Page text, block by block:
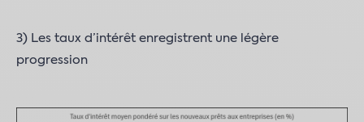
3) Les taux d’intérêt enregistrent une légère
progression